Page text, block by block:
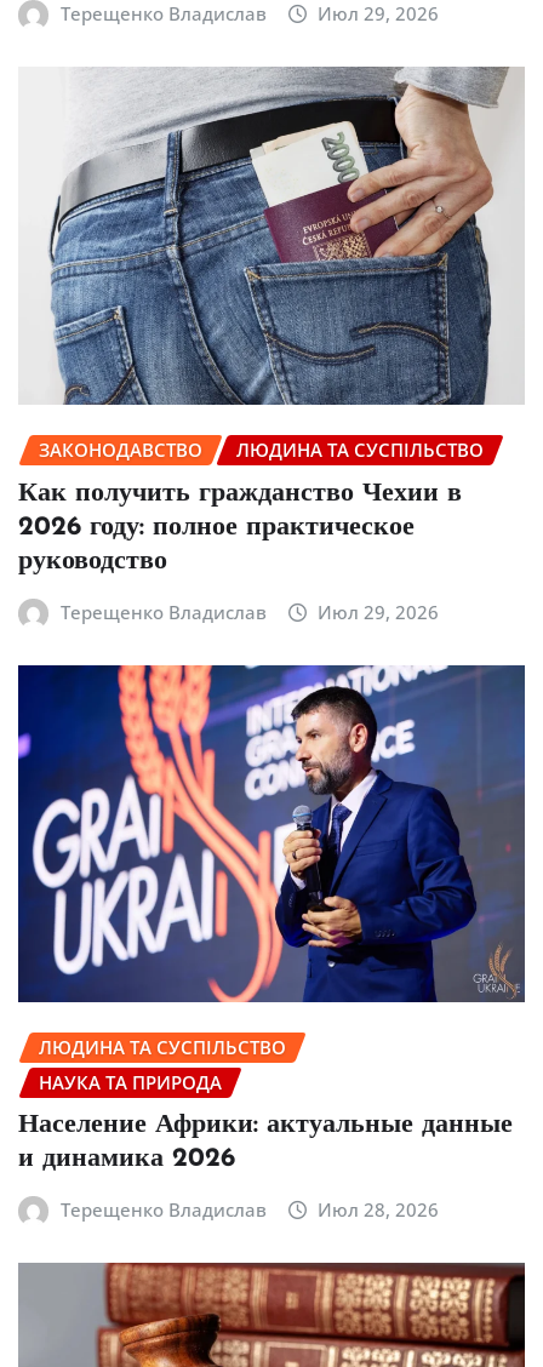
Терещенко Владислав Июл 29, 2026
ЗАКОНОДАВСТВО ЛЮДИНА ТА СУСПІЛЬСТВО
Как получить гражданство Чехии в
2026 году: полное практическое
руководство
Терещенко Владислав Июл 29, 2026
ЛЮДИНА ТА СУСПІЛЬСТВО
НАУКА ТА ПРИРОДА
Население Африки: актуальные данные
и динамика 2026
Терещенко Владислав Июл 28, 2026